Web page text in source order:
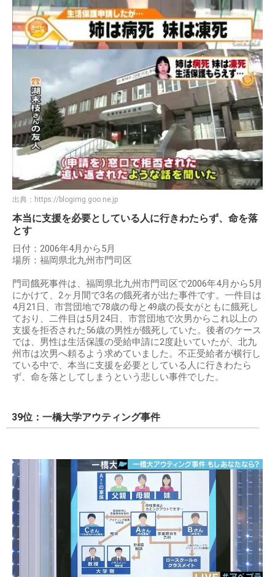
出典： https://blogimg.goo.ne.jp
本当に支援を必要としている人に行きわたらず、命を落
とす
日付：2006年4月から5月
場所：福岡県北九州市門司区
門司餓死事件は、福岡県北九州市門司区で2006年4月から5月
にかけて、2ヶ月間で3名の餓死者が出た事件です。一件目は
4月21日、市営団地で78歳の母と49歳の長女がともに餓死し
ており、二件目は5月24日、市営団地で次男からこれ以上の
支援を拒否された56歳の男性が餓死していた。後者のケース
では、男性は生活保護の受給申請に2度赴いていたが、北九
州市は次男へ頼るよう求めていました。不正受給者が横行し
ている中で、本当に支援を必要としている人に行きわたら
ず、命を落としてしまうという悲しい事件でした。
39位：一橋大学アウティング事件